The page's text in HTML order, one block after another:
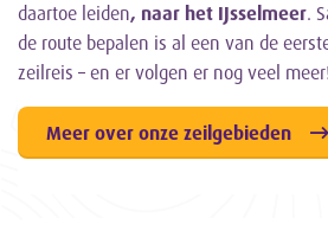
daartoe leiden, naar het IJsselmeer.
de route bepalen is al een van de
zeilreis – en er volgen er nog veel meer!
Meer over onze zeilgebieden